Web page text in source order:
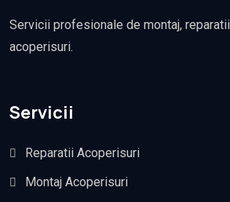
Servicii profesionale de montaj,
acoperisuri.
Servicii
Reparatii Acoperisuri
Montaj Acoperisuri